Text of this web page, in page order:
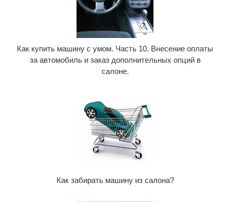
Как купить машину с умом. Часть 10. Внесение оплаты
за автомобиль и заказ дополнительных опций в
салоне.
Как забирать машину из салона?